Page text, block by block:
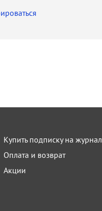
Купить подписку на журнал
Оплата и возврат
Акции